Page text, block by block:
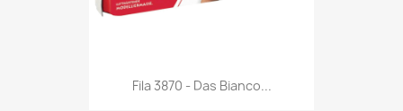
Anteprima
Fila 3870 - Das Bianco...